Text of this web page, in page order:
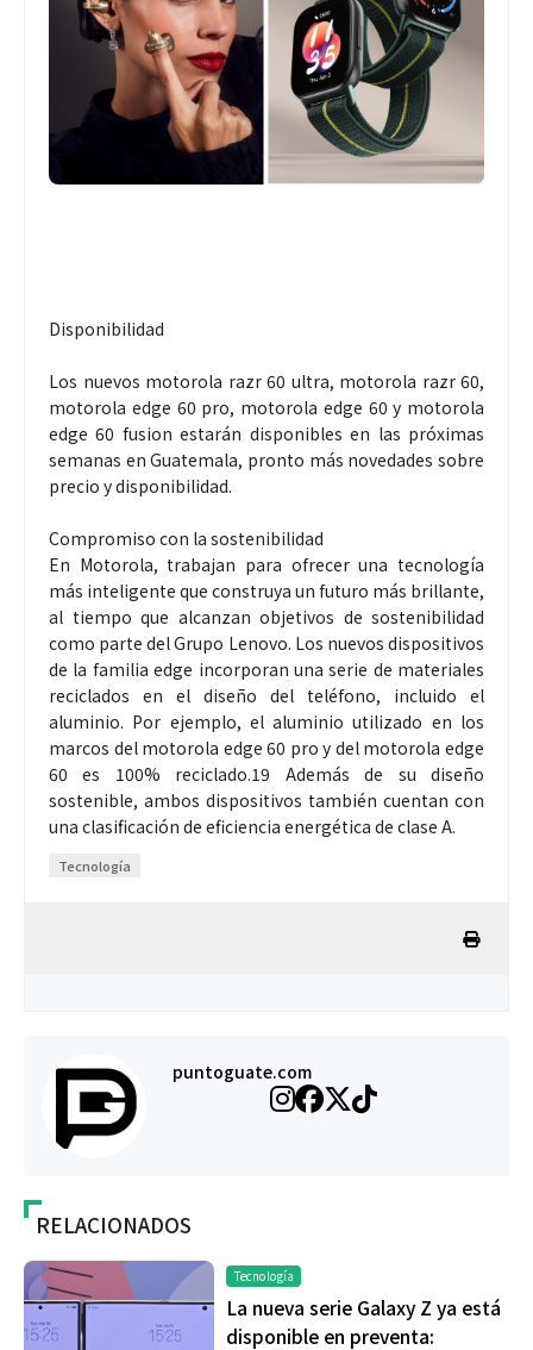
Disponibilidad
Los nuevos motorola razr 60 ultra, motorola razr 60,
motorola edge 60 pro, motorola edge 60 y motorola
edge 60 fusion estarán disponibles en las próximas
semanas en Guatemala, pronto más novedades sobre
precio y disponibilidad.
Compromiso con la sostenibilidad
En Motorola, trabajan para ofrecer una tecnología
más inteligente que construya un futuro más brillante,
al tiempo que alcanzan objetivos de sostenibilidad
como parte del Grupo Lenovo. Los nuevos dispositivos
de la familia edge incorporan una serie de materiales
reciclados en el diseño del teléfono, incluido el
aluminio. Por ejemplo, el aluminio utilizado en los
marcos del motorola edge 60 pro y del motorola edge
60 es 100% reciclado.19 Además de su diseño
sostenible, ambos dispositivos también cuentan con
una clasificación de eficiencia energética de clase A.
Tecnología
puntoguate.com
RELACIONADOS
Tecnología
La nueva serie Galaxy Z ya está
disponible en preventa: